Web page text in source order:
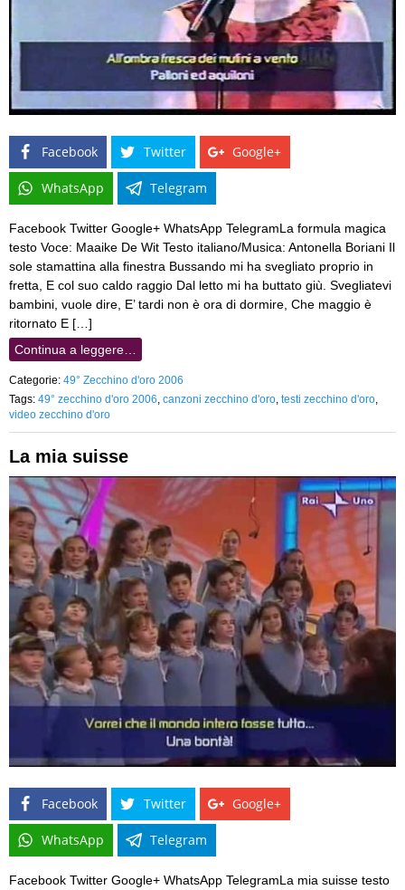
Facebook Twitter Google+
WhatsApp Telegram
Facebook Twitter Google+ WhatsApp TelegramLa formula magica
testo Voce: Maaike De Wit Testo italiano/Musica: Antonella Boriani Il
sole stamattina alla finestra Bussando mi ha svegliato proprio in
fretta, E col suo caldo raggio Dal letto mi ha buttato giù. Svegliatevi
bambini, vuole dire, E’ tardi non è ora di dormire, Che maggio è
ritornato E […]
Continua a leggere…
Categorie: 49° Zecchino d'oro 2006
Tags: 49° zecchino d'oro 2006 canzoni zecchino d'oro testi zecchino d'oro
video zecchino d'oro
La mia suisse
Facebook Twitter Google+
WhatsApp Telegram
Facebook Twitter Google+ WhatsApp TelegramLa mia suisse testo